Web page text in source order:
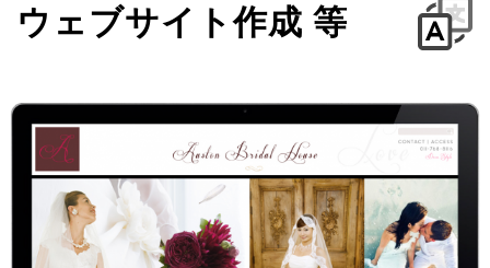
ウェブサイト作成 等